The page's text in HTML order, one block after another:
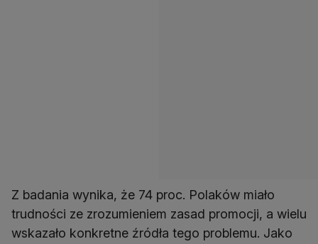
Z badania wynika, że 74 proc. Polaków miało
trudności ze zrozumieniem zasad promocji, a wielu
wskazało konkretne źródła tego problemu. Jako